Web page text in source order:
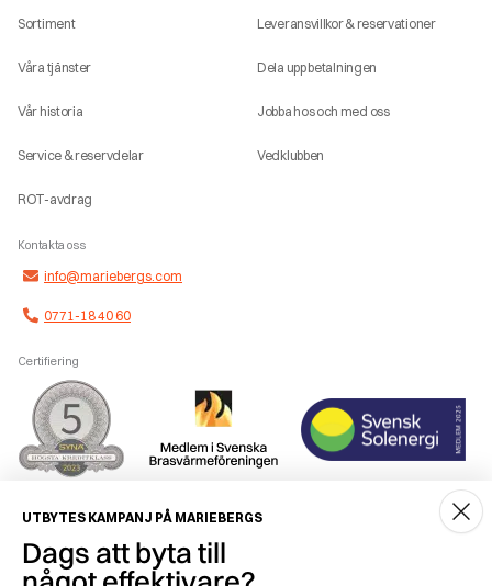
Sortiment
Våra tjänster
Vår historia
Service & reservdelar
ROT-avdrag
Leveransvillkor & reservationer
Dela upp betalningen
Jobba hos och med oss
Vedklubben
Kontakta oss
info@mariebergs.com
0771-18 40 60
Certifiering
Smidig betalning
UTBYTES KAMPANJ PÅ MARIEBERGS
Dags att byta till